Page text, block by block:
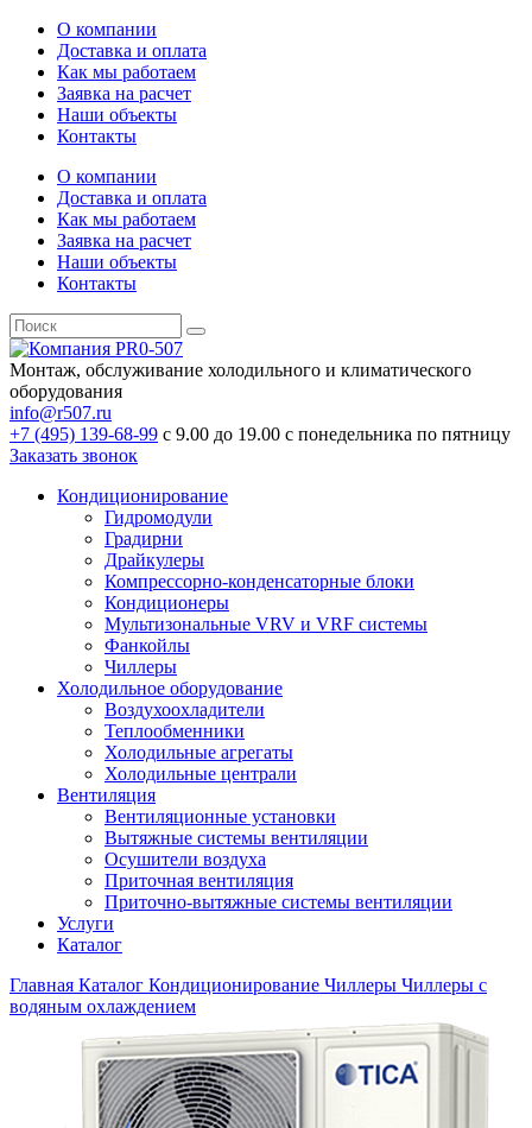
О компании
Доставка и оплата
Как мы работаем
Заявка на расчет
Наши объекты
Контакты
О компании
Доставка и оплата
Как мы работаем
Заявка на расчет
Наши объекты
Контакты
Монтаж, обслуживание холодильного и климатического
оборудования
info@r507.ru
+7 (495) 139-68-99 с 9.00 до 19.00 с понедельника по пятницу
Заказать звонок
Кондиционирование
Гидромодули
Градирни
Драйкулеры
Компрессорно-конденсаторные блоки
Кондиционеры
Мультизональные VRV и VRF системы
Фанкойлы
Чиллеры
Холодильное оборудование
Воздухоохладители
Теплообменники
Холодильные агрегаты
Холодильные централи
Вентиляция
Вентиляционные установки
Вытяжные системы вентиляции
Осушители воздуха
Приточная вентиляция
Приточно-вытяжные системы вентиляции
Услуги
Каталог
Главная Каталог Кондиционирование Чиллеры Чиллеры с
водяным охлаждением